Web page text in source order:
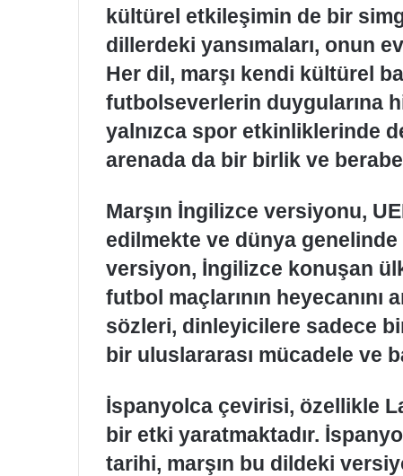
kültürel etkileşimin de bir
dillerdeki yansımaları, onun
Her dil, marşı kendi kültürel
futbolseverlerin duygularına
yalnızca spor etkinliklerinde
arenada da bir birlik ve
Marşın İngilizce versiyonu,
edilmekte ve dünya
versiyon, İngilizce konuşan
futbol maçlarının heyecanını
sözleri, dinleyicilere sadece
bir uluslararası mücadele ve
İspanyolca çevirisi, özellikle
bir etki yaratmaktadır.
tarihi, marşın bu dildeki